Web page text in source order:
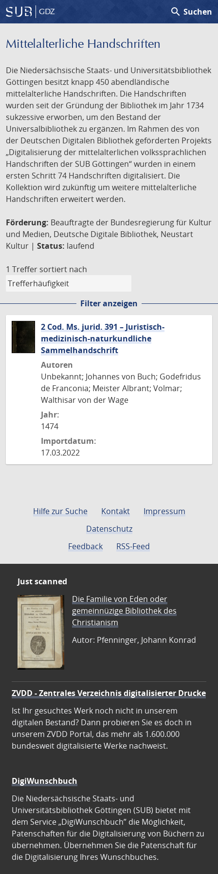
GDZ search Suchen
Mittelalterliche Handschriften
Die Niedersächsische Staats- und Universitätsbibliothek
Göttingen besitzt knapp 450 abendländische
mittelalterliche Handschriften. Die Handschriften
wurden seit der Gründung der Bibliothek im Jahr 1734
sukzessive erworben, um den Bestand der
Universalbibliothek zu ergänzen. Im Rahmen des von
der Deutschen Digitalen Bibliothek geförderten Projekts
„Digitalisierung der mittelalterlichen volkssprachlichen
Handschriften der SUB Göttingen“ wurden in einem
ersten Schritt 74 Handschriften digitalisiert. Die
Kollektion wird zukünftig um weitere mittelalterliche
Handschriften erweitert werden.
Förderung: Beauftragte der Bundesregierung für Kultur
und Medien, Deutsche Digitale Bibliothek, Neustart
Kultur | Status: laufend
1 Treffer sortiert nach
Filter anzeigen
2 Cod. Ms. jurid. 391 – Juristisch-
medizinisch-naturkundliche
Sammelhandschrift
Autoren
Unbekannt; Johannes von Buch; Godefridus
de Franconia; Meister Albrant; Volmar;
Walthisar von der Wage
Jahr:
1474
Importdatum:
17.03.2022
Hilfe zur Suche Kontakt
Impressum
Datenschutz
Feedback
RSS-Feed
Just scanned
Die Familie von Eden oder
gemeinnüzige Bibliothek des
Christianism
Autor: Pfenninger, Johann Konrad
ZVDD - Zentrales Verzeichnis digitalisierter Drucke
Ist Ihr gesuchtes Werk noch nicht in unserem
digitalen Bestand? Dann probieren Sie es doch in
unserem ZVDD Portal, das mehr als 1.600.000
bundesweit digitalisierte Werke nachweist.
DigiWunschbuch
Die Niedersächsische Staats- und
Universitätsbibliothek Göttingen (SUB) bietet mit
dem Service „DigiWunschbuch” die Möglichkeit,
Patenschaften für die Digitalisierung von Büchern zu
übernehmen. Übernehmen Sie die Patenschaft für
die Digitalisierung Ihres Wunschbuches.